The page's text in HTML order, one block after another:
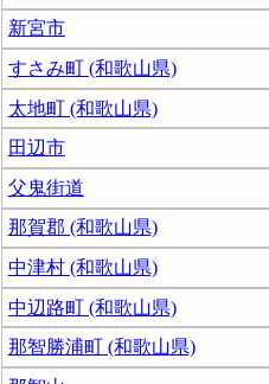
新宮市
すさみ町 (和歌山県)
太地町 (和歌山県)
田辺市
父鬼街道
那賀郡 (和歌山県)
中津村 (和歌山県)
中辺路町 (和歌山県)
那智勝浦町 (和歌山県)